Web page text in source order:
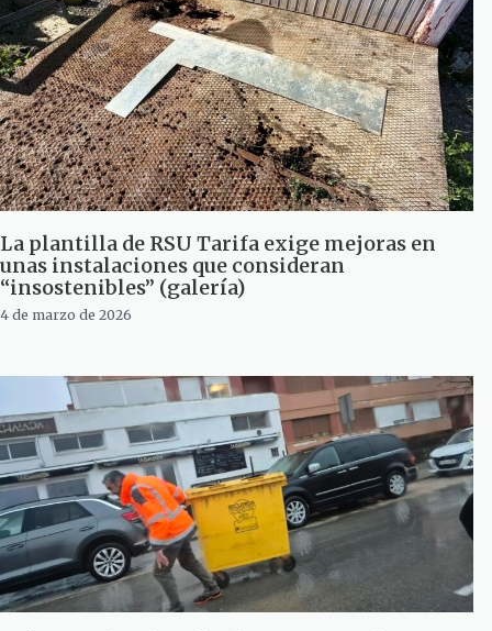
La plantilla de RSU Tarifa exige mejoras en
unas instalaciones que consideran
“insostenibles” (galería)
4 de marzo de 2026